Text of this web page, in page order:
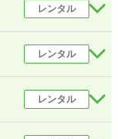
レンタル
レンタル
レンタル